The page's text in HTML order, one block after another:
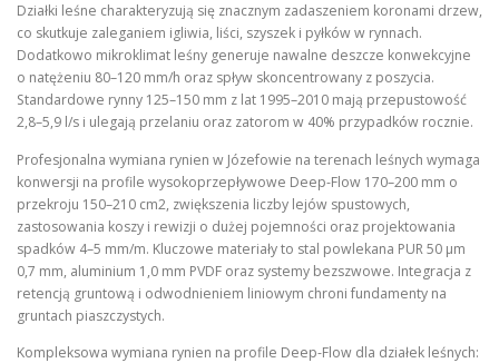
Działki leśne charakteryzują się znacznym zadaszeniem koronami drzew,
co skutkuje zaleganiem igliwia, liści, szyszek i pyłków w rynnach.
Dodatkowo mikroklimat leśny generuje nawalne deszcze konwekcyjne
o natężeniu 80–120 mm/h oraz spływ skoncentrowany z poszycia.
Standardowe rynny 125–150 mm z lat 1995–2010 mają przepustowość
2,8–5,9 l/s i ulegają przelaniu oraz zatorom w 40% przypadków rocznie.
Profesjonalna wymiana rynien w Józefowie na terenach leśnych wymaga
konwersji na profile wysokoprzepływowe Deep-Flow 170–200 mm o
przekroju 150–210 cm2, zwiększenia liczby lejów spustowych,
zastosowania koszy i rewizji o dużej pojemności oraz projektowania
spadków 4–5 mm/m. Kluczowe materiały to stal powlekana PUR 50 μm
0,7 mm, aluminium 1,0 mm PVDF oraz systemy bezszwowe. Integracja z
retencją gruntową i odwodnieniem liniowym chroni fundamenty na
gruntach piaszczystych.
Kompleksowa wymiana rynien na profile Deep-Flow dla działek leśnych: